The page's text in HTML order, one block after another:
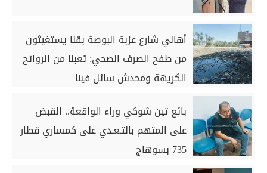
أهالي شارع عزبة البوصة بقنا يستغيثون
من طفح الصرف الصحي: تعبنا من الروائح
الكريهة ومحدش سائل فينا
بائع تين شوكي وراء الواقعة.. القبض
على المتهم بالتـعـدي على كمساري قطار
735 بسوهاج